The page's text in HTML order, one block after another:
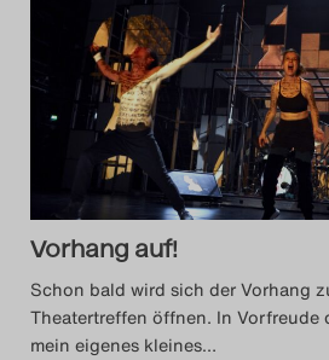
Vorhang auf!
Schon bald wird sich der Vorhang
Theatertreffen öffnen. In Vorfreude
mein eigenes kleines…